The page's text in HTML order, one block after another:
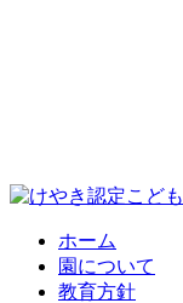
ホーム
園について
教育方針